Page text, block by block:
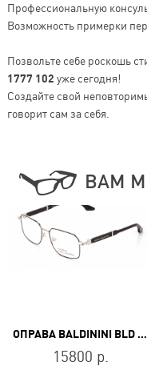
Профессиональную
Возможность примерки
Позвольте себе роскошь
1777 102 уже сегодня!
Создайте свой
говорит сам за себя.
ВАМ
ОПРАВА BALDININI BLD 2681 MM 301
15800 р.